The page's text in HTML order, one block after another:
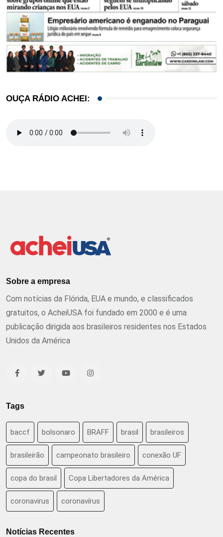
OUÇA RÁDIO ACHEI:
Sobre a empresa
Com notícias da Flórida, EUA e mundo, e classificados
gratuitos, o AcheiUSA foi fundado em 2000 e é uma
publicação dirigida aos brasileiros residentes nos Estados
Unidos da América
Tags
baccf bolsonaro BRAFF brasil brasileiros
brasileirão campeonato brasileiro conexão UF
copa do brasil Copa Libertadores da América
coronavirus coronavírus
Notícias Recentes